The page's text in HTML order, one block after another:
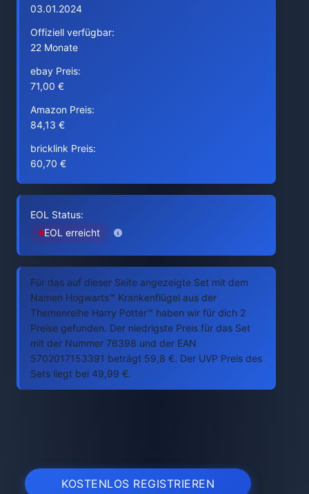
03.01.2024
Offiziell verfügbar:
22 Monate
ebay Preis:
71,00 €
Amazon Preis:
84,13 €
bricklink Preis:
60,70 €
EOL Status:
EOL erreicht
Für das auf dieser Seite angezeigte Set mit dem
Namen Hogwarts™ Krankenflügel aus der
Themenreihe Harry Potter™ haben wir für dich 2
Preise gefunden. Der niedrigste Preis für das Set
mit der Nummer 76398 und der EAN
5702017153391 beträgt 59,8 €. Der UVP Preis des
Sets liegt bei 49,99 €.
KOSTENLOS REGISTRIEREN